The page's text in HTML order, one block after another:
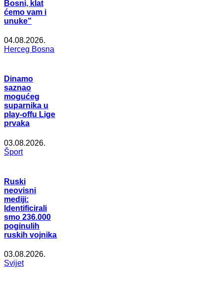
Bosni, klat
ćemo vam i
unuke”
04.08.2026.
Herceg Bosna
Dinamo
saznao
mogućeg
suparnika u
play-offu Lige
prvaka
03.08.2026.
Šport
Ruski
neovisni
mediji:
Identificirali
smo 236.000
poginulih
ruskih vojnika
03.08.2026.
Svijet